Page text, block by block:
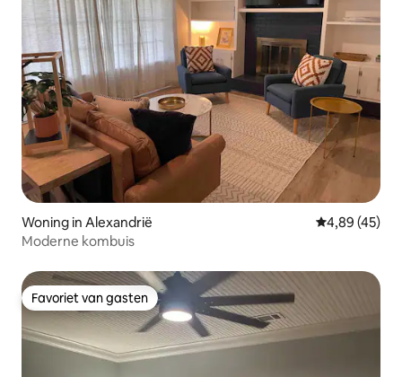
Woning in Alexandrië Gemiddelde
4,89 (45)
Moderne kombuis
Favoriet van gasten
Favoriet van gasten